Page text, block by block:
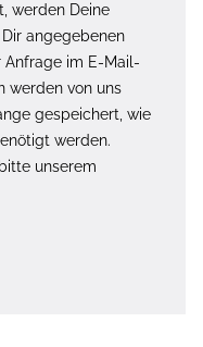
werden Deine
angegebenen
Anfrage im E-Mail-
werden von uns
gespeichert, wie
werden.
unserem